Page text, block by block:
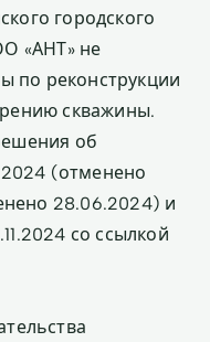
городского
«АНТ» не
по реконструкции
скважины.
об
(отменено
28.06.2024) и
со ссылкой